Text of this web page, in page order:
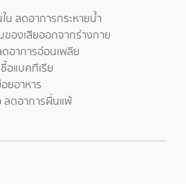
น ลดอาการกระหายน้ำ
องเสียออกจากร่างกาย
อาการอ่อนเพลีย
อแบคทีเรีย
ยอาหาร
ลดอาการผื่นแพ้